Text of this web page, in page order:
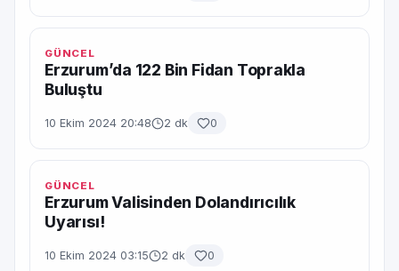
GÜNCEL
Erzurum’da 122 Bin Fidan Toprakla
Buluştu
10 Ekim 2024 20:48 2 dk 0
GÜNCEL
Erzurum Valisinden Dolandırıcılık
Uyarısı!
10 Ekim 2024 03:15 2 dk 0